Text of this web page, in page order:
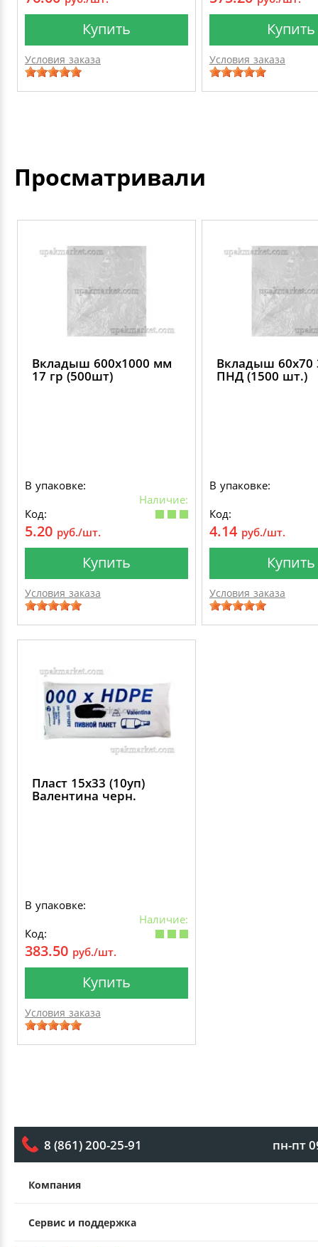
Купить
Условия заказа
Купить
Условия заказа
Просматривали
Вкладыш 600х1000 мм
17 гр (500шт)
В упаковке:
Наличие:
Код:
5.20 руб./шт.
Купить
Условия заказа
Вкладыш 60х70
ПНД (1500 шт.)
В упаковке:
Код:
4.14 руб./шт.
Купить
Условия заказа
Пласт 15х33 (10уп)
Валентина черн.
В упаковке:
Наличие:
Код:
383.50 руб./шт.
Купить
Условия заказа
8 (861) 200-25-91 пн-пт
Компания
Сервис и поддержка